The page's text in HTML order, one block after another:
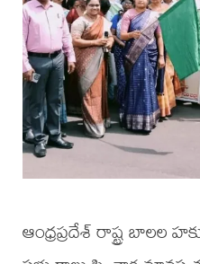
ఆంధ్రప్రదేశ్ రాష్ట్ర బాలల